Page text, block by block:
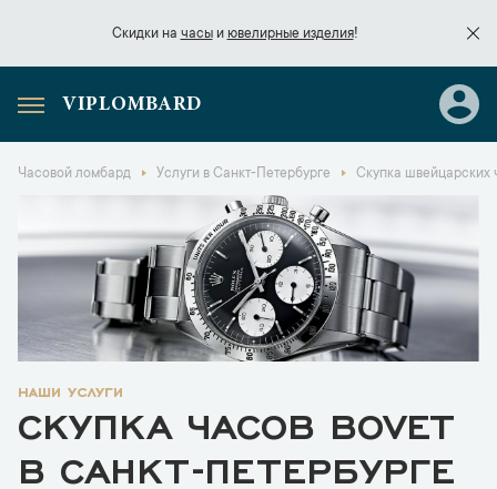
Скидки на часыи ювелирные изделия!
Скидки начасы
VIPLOMBARD
Часовой ломбард Услуги в Санкт-Петербурге Скупка швейцарских
наши услуги
СКУПКА ЧАСОВ BOVET
В САНКТ-ПЕТЕРБУРГЕ